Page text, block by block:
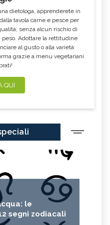
dietologa, apprenderete in
tavola carne e pesce per
senza alcun rischio di
Adottare la rettitudine
al gusto o alla varietà:
grazie a menu vegetariani
QUI
le
segni zodiacali